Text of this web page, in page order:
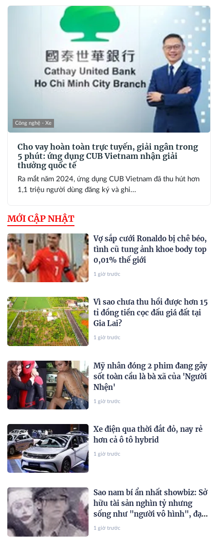
Công nghệ - Xe
Cho vay hoàn toàn trực tuyến, giải ngân trong
5 phút: ứng dụng CUB Vietnam nhận giải
thưởng quốc tế
Ra mắt năm 2024, ứng dụng CUB Vietnam đã thu hút hơn
1,1 triệu người dùng đăng ký và ghi...
MỚI CẬP NHẬT
Vợ sắp cưới Ronaldo bị chê béo,
tình cũ tung ảnh khoe body top
0,01% thế giới
1 giờ trước
Vì sao chưa thu hồi được hơn 15
tỉ đồng tiền cọc đấu giá đất tại
Gia Lai?
1 giờ trước
Mỹ nhân đóng 2 phim đang gây
sốt toàn cầu là bà xã của 'Người
Nhện'
1 giờ trước
Xe điện qua thời đắt đỏ, nay rẻ
hơn cả ô tô hybrid
1 giờ trước
Sao nam bí ẩn nhất showbiz: Sở
hữu tài sản nghìn tỷ nhưng
sống như "người vô hình", đạo
diễn phải năn nỉ mới chịu đóng
1 giờ trước